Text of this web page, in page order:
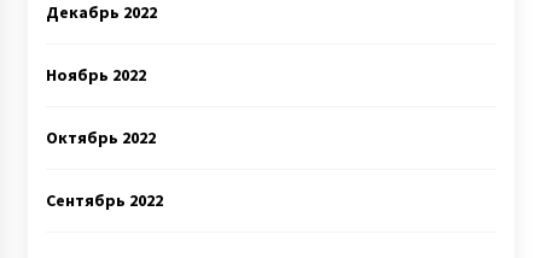
Декабрь 2022
Ноябрь 2022
Октябрь 2022
Сентябрь 2022